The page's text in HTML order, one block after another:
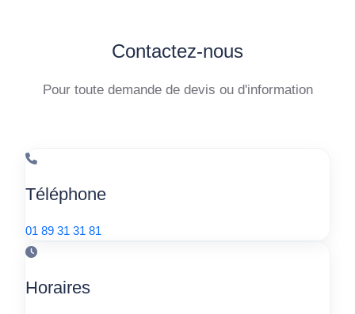
Contactez-nous
Pour toute demande de devis ou d'information
Téléphone
01 89 31 31 81
Horaires